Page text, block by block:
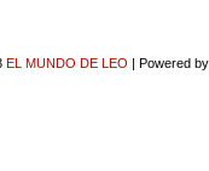
EL MUNDO DE LEO | Powered